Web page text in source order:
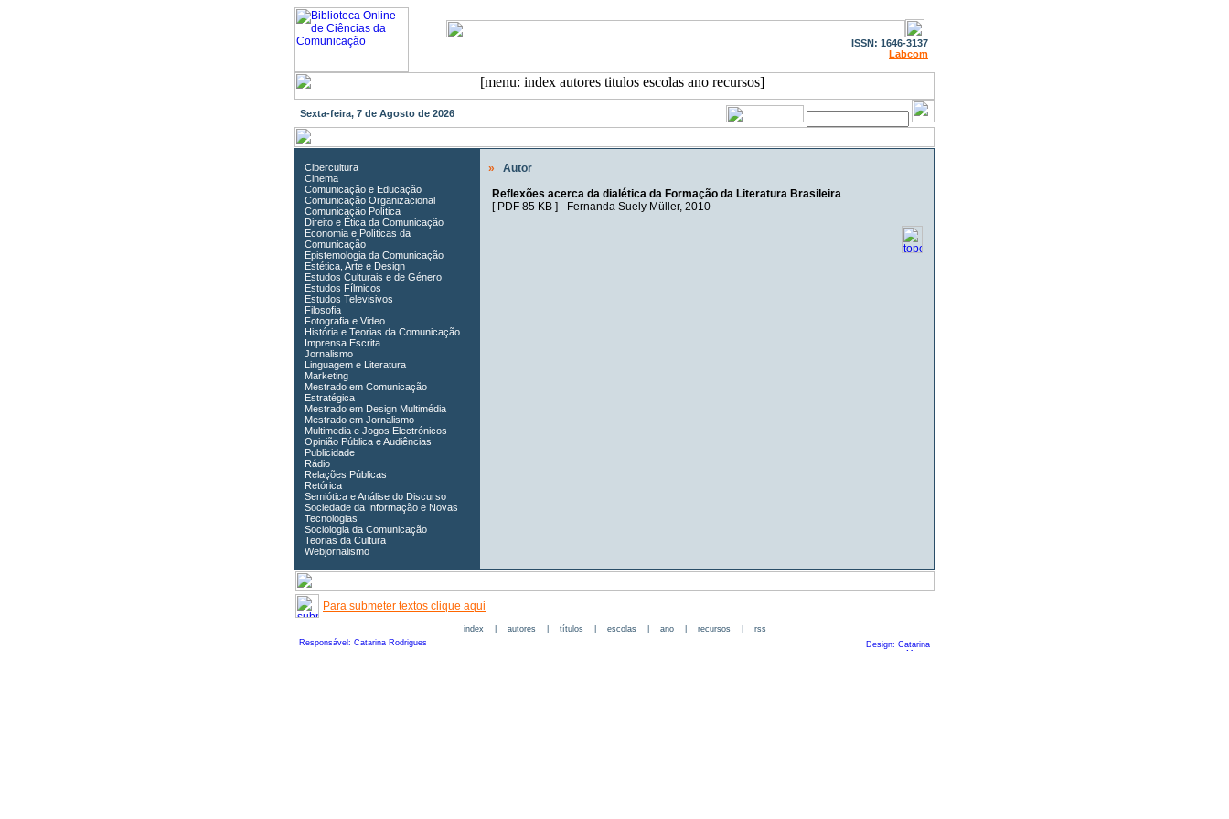
ISSN: 1646-3137
Labcom
Sexta-feira, 7 de Agosto de 2026
Cibercultura
Cinema
Comunicação e Educação
Comunicação Organizacional
Comunicação Política
Direito e Ética da Comunicação
Economia e Políticas da
Comunicação
Epistemologia da Comunicação
Estética, Arte e Design
Estudos Culturais e de Género
Estudos Fílmicos
Estudos Televisivos
Filosofia
Fotografia e Video
História e Teorias da Comunicação
Imprensa Escrita
Jornalismo
Linguagem e Literatura
Marketing
Mestrado em Comunicação
Estratégica
Mestrado em Design Multimédia
Mestrado em Jornalismo
Multimedia e Jogos Electrónicos
Opinião Pública e Audiências
Publicidade
Rádio
Relações Públicas
Retórica
Semiótica e Análise do Discurso
Sociedade da Informação e Novas
Tecnologias
Sociologia da Comunicação
Teorias da Cultura
Webjornalismo
»
Autor
Reflexões acerca da dialética da Formação da Literatura Brasileira
[ PDF 85 KB] - Fernanda Suely Müller, 2010
Para submeter textos clique aqui
index| autores| títulos| escolas| ano| recursos| rss